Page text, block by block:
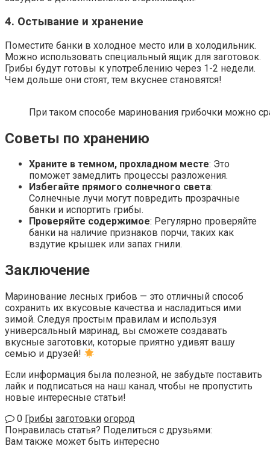
4. Остывание и хранение
Поместите банки в холодное место или в холодильник.
Можно использовать специальный ящик для заготовок.
Грибы будут готовы к употреблению через 1-2 недели.
Чем дольше они стоят, тем вкуснее становятся!
При таком способе маринования грибочки можно
Советы по хранению
Храните в темном, прохладном месте: Это
поможет замедлить процессы разложения.
Избегайте прямого солнечного света:
Солнечные лучи могут повредить прозрачные
банки и испортить грибы.
Проверяйте содержимое: Регулярно проверяйте
банки на наличие признаков порчи, таких как
вздутие крышек или запах гнили.
Заключение
Маринование лесных грибов — это отличный способ
сохранить их вкусовые качества и насладиться ими
зимой. Следуя простым правилам и используя
универсальный маринад, вы сможете создавать
вкусные заготовки, которые приятно удивят вашу
семью и друзей!
Если информация была полезной, не забудьте поставить
лайк и подписаться на наш канал, чтобы не пропустить
новые интересные статьи!
0 Грибы заготовки огород
Понравилась статья? Поделиться с друзьями:
Вам также может быть интересно